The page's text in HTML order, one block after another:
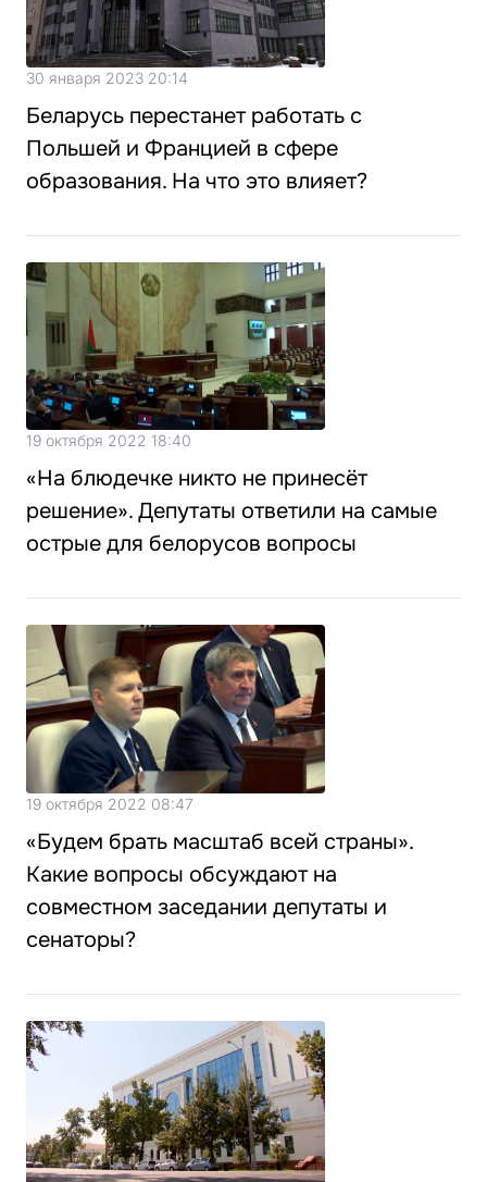
30 января 2023 20:14
Беларусь перестанет работать с
Польшей и Францией в сфере
образования. На что это влияет?
19 октября 2022 18:40
«На блюдечке никто не принесёт
решение». Депутаты ответили на самые
острые для белорусов вопросы
19 октября 2022 08:47
«Будем брать масштаб всей страны».
Какие вопросы обсуждают на
совместном заседании депутаты и
сенаторы?